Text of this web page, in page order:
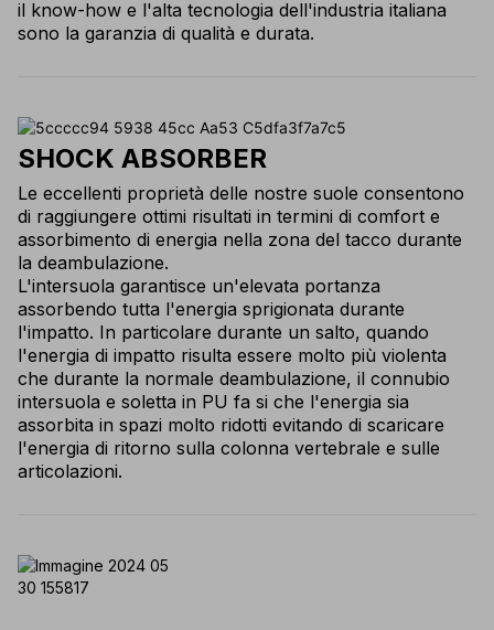
il know-how e l'alta tecnologia dell'industria italiana
sono la garanzia di qualità e durata.
SHOCK ABSORBER
Le eccellenti proprietà delle nostre suole consentono
di raggiungere ottimi risultati in termini di comfort e
assorbimento di energia nella zona del tacco durante
la deambulazione.
L'intersuola garantisce un'elevata portanza
assorbendo tutta l'energia sprigionata durante
l'impatto. In particolare durante un salto, quando
l'energia di impatto risulta essere molto più violenta
che durante la normale deambulazione, il connubio
intersuola e soletta in PU fa si che l'energia sia
assorbita in spazi molto ridotti evitando di scaricare
l'energia di ritorno sulla colonna vertebrale e sulle
articolazioni.